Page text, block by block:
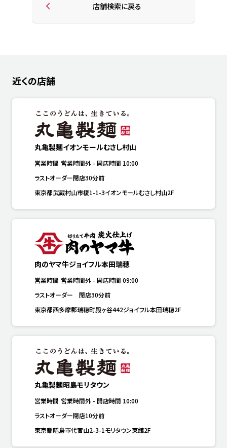
店舗検索に戻る
近くの店舗
丸亀製麺イオンモールむさし村山
営業時間 営業時間外 - 開店時間 10:00
ラストオーダー閉店30分前
東京都武蔵村山市榎1-1-3イオンモールむさし村山2F
肉のヤマ牛ジョイフル本田瑞穂
営業時間 営業時間外 - 開店時間 09:00
ラストオーダー　閉店30分前
東京都西多摩郡瑞穂町殿ヶ谷442ジョイフル本田瑞穂2F
丸亀製麺昭島モリタウン
営業時間 営業時間外 - 開店時間 10:00
ラストオーダー閉店10分前
東京都昭島市代官山2-3-1モリタウン東館2F